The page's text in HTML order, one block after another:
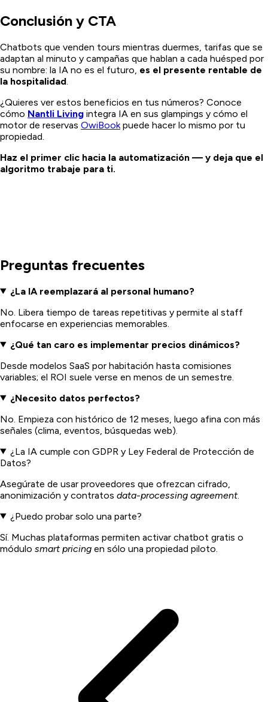
Conclusión y CTA
Chatbots que venden tours mientras duermes, tarifas que se
adaptan al minuto y campañas que hablan a cada huésped por
su nombre: la IA no es el futuro, es el presente rentable de
la hospitalidad
¿Quieres ver estos beneficios en tus números? Conoce
cómo Nantli Living integra IA en sus glampings y cómo el
motor de reservas OwiBook puede hacer lo mismo por tu
propiedad.
Haz el primer clic hacia la automatización — y deja que el
algoritmo trabaje para ti.
Preguntas frecuentes
¿La IA reemplazará al personal humano?
No. Libera tiempo de tareas repetitivas y permite al staff
enfocarse en experiencias memorables.
¿Qué tan caro es implementar precios dinámicos?
Desde modelos SaaS por habitación hasta comisiones
variables; el ROI suele verse en menos de un semestre.
¿Necesito datos perfectos?
No. Empieza con histórico de 12 meses, luego afina con más
señales (clima, eventos, búsquedas web).
¿La IA cumple con GDPR y Ley Federal de Protección de
Datos?
Asegúrate de usar proveedores que ofrezcan cifrado,
anonimización y contratos data-processing agreement.
¿Puedo probar solo una parte?
Sí. Muchas plataformas permiten activar chatbot gratis o
módulo smart pricing en sólo una propiedad piloto.